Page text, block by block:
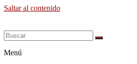
Saltar al contenido
Menú